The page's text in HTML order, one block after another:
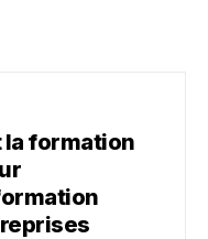
la formation